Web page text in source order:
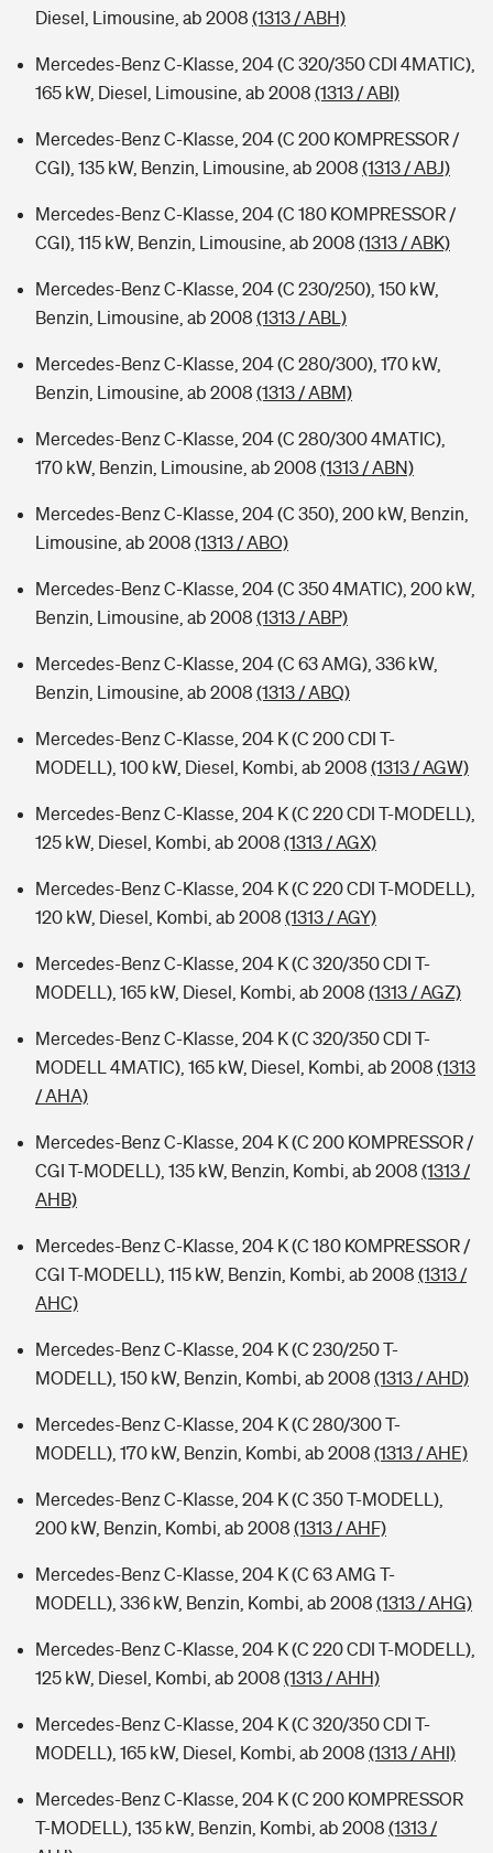
Diesel, Limousine, ab 2008 (1313 / ABH)
Mercedes-Benz C-Klasse, 204 (C 320/350 CDI 4MATIC),
165 kW, Diesel, Limousine, ab 2008 (1313 / ABI)
Mercedes-Benz C-Klasse, 204 (C 200 KOMPRESSOR /
CGI), 135 kW, Benzin, Limousine, ab 2008 (1313 / ABJ)
Mercedes-Benz C-Klasse, 204 (C 180 KOMPRESSOR /
CGI), 115 kW, Benzin, Limousine, ab 2008 (1313 / ABK)
Mercedes-Benz C-Klasse, 204 (C 230/250), 150 kW,
Benzin, Limousine, ab 2008 (1313 / ABL)
Mercedes-Benz C-Klasse, 204 (C 280/300), 170 kW,
Benzin, Limousine, ab 2008 (1313 / ABM)
Mercedes-Benz C-Klasse, 204 (C 280/300 4MATIC),
170 kW, Benzin, Limousine, ab 2008 (1313 / ABN)
Mercedes-Benz C-Klasse, 204 (C 350), 200 kW, Benzin,
Limousine, ab 2008 (1313 / ABO)
Mercedes-Benz C-Klasse, 204 (C 350 4MATIC), 200 kW,
Benzin, Limousine, ab 2008 (1313 / ABP)
Mercedes-Benz C-Klasse, 204 (C 63 AMG), 336 kW,
Benzin, Limousine, ab 2008 (1313 / ABQ)
Mercedes-Benz C-Klasse, 204 K (C 200 CDI T-
MODELL), 100 kW, Diesel, Kombi, ab 2008 (1313 / AGW)
Mercedes-Benz C-Klasse, 204 K (C 220 CDI T-MODELL),
125 kW, Diesel, Kombi, ab 2008 (1313 / AGX)
Mercedes-Benz C-Klasse, 204 K (C 220 CDI T-MODELL),
120 kW, Diesel, Kombi, ab 2008 (1313 / AGY)
Mercedes-Benz C-Klasse, 204 K (C 320/350 CDI T-
MODELL), 165 kW, Diesel, Kombi, ab 2008 (1313 / AGZ)
Mercedes-Benz C-Klasse, 204 K (C 320/350 CDI T-
MODELL 4MATIC), 165 kW, Diesel, Kombi, ab 2008 (1313
/ AHA)
Mercedes-Benz C-Klasse, 204 K (C 200 KOMPRESSOR /
CGI T-MODELL), 135 kW, Benzin, Kombi, ab 2008 (1313 /
AHB)
Mercedes-Benz C-Klasse, 204 K (C 180 KOMPRESSOR /
CGI T-MODELL), 115 kW, Benzin, Kombi, ab 2008 (1313 /
AHC)
Mercedes-Benz C-Klasse, 204 K (C 230/250 T-
MODELL), 150 kW, Benzin, Kombi, ab 2008 (1313 / AHD)
Mercedes-Benz C-Klasse, 204 K (C 280/300 T-
MODELL), 170 kW, Benzin, Kombi, ab 2008 (1313 / AHE)
Mercedes-Benz C-Klasse, 204 K (C 350 T-MODELL),
200 kW, Benzin, Kombi, ab 2008 (1313 / AHF)
Mercedes-Benz C-Klasse, 204 K (C 63 AMG T-
MODELL), 336 kW, Benzin, Kombi, ab 2008 (1313 / AHG)
Mercedes-Benz C-Klasse, 204 K (C 220 CDI T-MODELL),
125 kW, Diesel, Kombi, ab 2008 (1313 / AHH)
Mercedes-Benz C-Klasse, 204 K (C 320/350 CDI T-
MODELL), 165 kW, Diesel, Kombi, ab 2008 (1313 / AHI)
Mercedes-Benz C-Klasse, 204 K (C 200 KOMPRESSOR
T-MODELL), 135 kW, Benzin, Kombi, ab 2008 (1313 /